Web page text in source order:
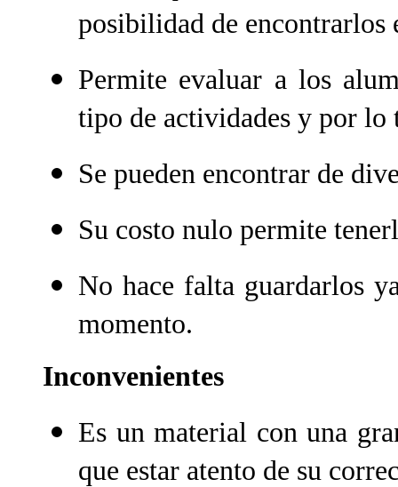
posibilidad de
Permite evaluar a los
tipo de actividades y por lo
Se pueden encontrar de
Su costo nulo permite
No hace falta guardarlos
momento.
Inconvenientes
Es un material con una
que estar atento de su